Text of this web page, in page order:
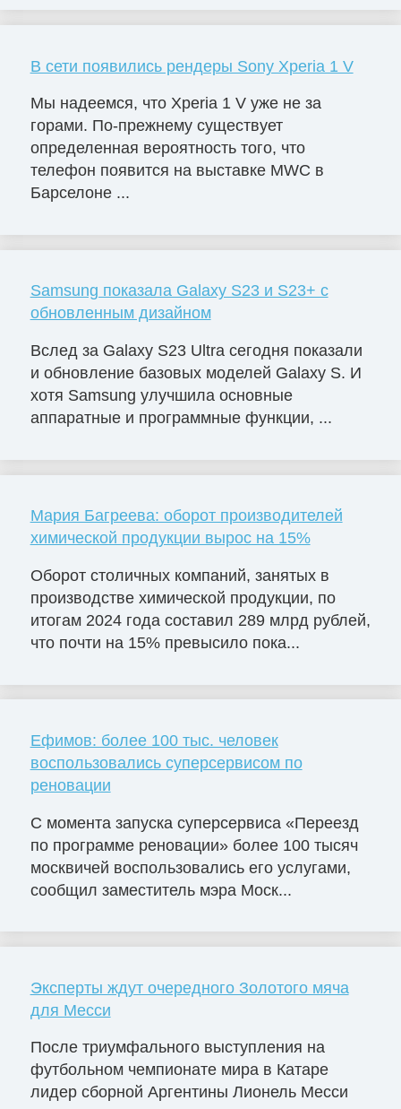
В сети появились рендеры Sony Xperia 1 V
Мы надеемся, что Xperia 1 V уже не за
горами. По-прежнему существует
определенная вероятность того, что
телефон появится на выставке MWC в
Барселоне ...
Samsung показала Galaxy S23 и S23+ с
обновленным дизайном
Вслед за Galaxy S23 Ultra сегодня показали
и обновление базовых моделей Galaxy S. И
хотя Samsung улучшила основные
аппаратные и программные функции, ...
Мария Багреева: оборот производителей
химической продукции вырос на 15%
Оборот столичных компаний, занятых в
производстве химической продукции, по
итогам 2024 года составил 289 млрд рублей,
что почти на 15% превысило пока...
Ефимов: более 100 тыс. человек
воспользовались суперсервисом по
реновации
С момента запуска суперсервиса «Переезд
по программе реновации» более 100 тысяч
москвичей воспользовались его услугами,
сообщил заместитель мэра Моск...
Эксперты ждут очередного Золотого мяча
для Месси
После триумфального выступления на
футбольном чемпионате мира в Катаре
лидер сборной Аргентины Лионель Месси